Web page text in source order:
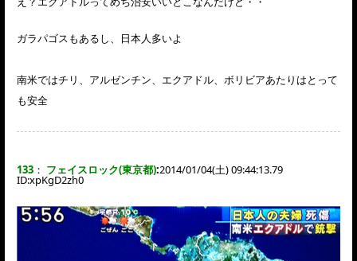
ガラパゴスもあるし、日本人多いよ
南米ではチリ、アルゼンチン、エクアドル、ボリビアあたりはとって
も安全
133 ： フェイスロック(東京都):2014/01/04(土) 09:44:13.79
ID:xpKgD2zh0